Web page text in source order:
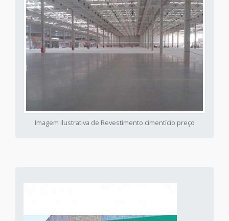
Imagem ilustrativa de Revestimento cimentício preço